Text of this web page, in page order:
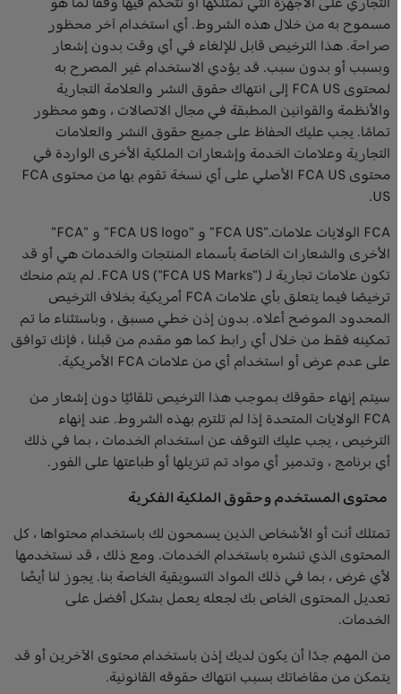
مسموح به من خلال هذه الشروط. أي استخدام آخر محظور
صراحة. هذا الترخيص قابل للإلغاء في أي وقت بدون إشعار
وبسبب أو بدون سبب. قد يؤدي الاستخدام غير المصرح به
لمحتوى FCA US إلى انتهاك حقوق النشر والعلامة التجارية
والأنظمة والقوانين المطبقة في مجال الاتصالات ، وهو محظور
تمامًا. يجب عليك الحفاظ على جميع حقوق النشر والعلامات
التجارية وعلامات الخدمة وإشعارات الملكية الأخرى الواردة في
محتوى FCA US الأصلي على أي نسخة تقوم بها من محتوى FCA
US.
FCA الولايات علامات."FCA US" و "FCA US logo" و "FCA"
الأخرى والشعارات الخاصة بأسماء المنتجات والخدمات هي أو قد
تكون علامات تجارية لـ FCA US ("FCA US Marks"). لم يتم منحك
ترخيصًا فيما يتعلق بأي علامات FCA أمريكية بخلاف الترخيص
المحدود الموضح أعلاه. بدون إذن خطي مسبق ، وباستثناء ما تم
تمكينه فقط من خلال أي رابط كما هو مقدم من قبلنا ، فإنك توافق
على عدم عرض أو استخدام أي من علامات FCA الأمريكية.
سيتم إنهاء حقوقك بموجب هذا الترخيص تلقائيًا دون إشعار من
FCA الولايات المتحدة إذا لم تلتزم بهذه الشروط. عند إنهاء
الترخيص ، يجب عليك التوقف عن استخدام الخدمات ، بما في ذلك
أي برنامج ، وتدمير أي مواد تم تنزيلها أو طباعتها على الفور.
محتوى المستخدم وحقوق الملكية الفكرية
تمتلك أنت أو الأشخاص الذين يسمحون لك باستخدام محتواها ، كل
المحتوى الذي تنشره باستخدام الخدمات. ومع ذلك ، قد نستخدمها
لأي غرض ، بما في ذلك المواد التسويقية الخاصة بنا. يجوز لنا أيضًا
تعديل المحتوى الخاص بك لجعله يعمل بشكل أفضل على
الخدمات.
من المهم جدًا أن يكون لديك إذن باستخدام محتوى الآخرين أو قد
يتمكن من مقاضاتك بسبب انتهاك حقوقه القانونية.